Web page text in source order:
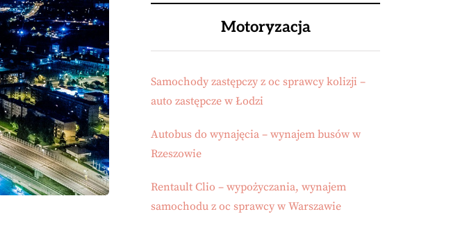
Motoryzacja
Samochody zastępczy z oc sprawcy kolizji –
auto zastępcze w Łodzi
Autobus do wynajęcia – wynajem busów w
Rzeszowie
Rentault Clio – wypożyczania, wynajem
samochodu z oc sprawcy w Warszawie